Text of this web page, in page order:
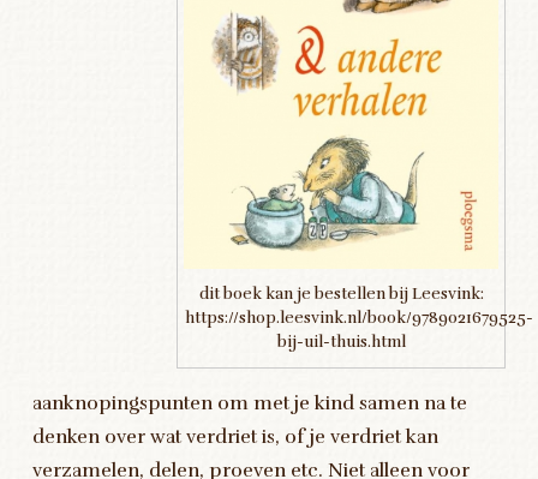
dit boek kan je bestellen bij Leesvink:
https://shop.leesvink.nl/book/9789021679525-
bij-uil-thuis.html
aanknopingspunten om met je kind samen na te
denken over wat verdriet is, of je verdriet kan
verzamelen, delen, proeven etc. Niet alleen voor